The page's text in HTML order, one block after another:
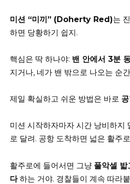
미션 “미끼” (Doherty Red)는
하면 당황하기 쉽지.
핵심은 딱 하나야: 밴 안에서 3분
지거나, 네가 밴 밖으로 나오는 순
제일 확실하고 쉬운 방법은 바로
미션 시작하자마자 시간 낭비하지
로 달려. 공항 도착하면 넓은 활주
활주로에 들어서면 그냥 풀악셀
다하는 거야. 경찰들이 계속 따라